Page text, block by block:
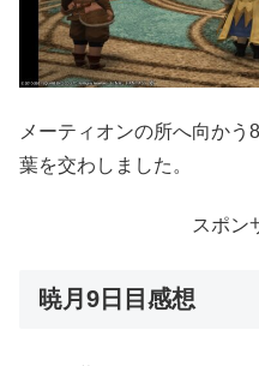
メーティオンの所へ向か
葉を交わしました。
スポン
暁月9日目感想